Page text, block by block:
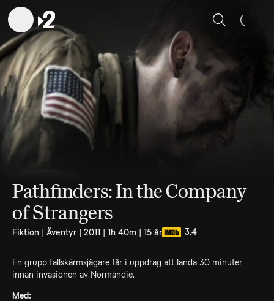
Sök
Pathfinders: In the Company
of Strangers
Fiktion | Äventyr | 2011 | 1h 40m | 15 år 3.4
En grupp fallskärmsjägare får i uppdrag att landa 30 minuter
innan invasionen av Normandie.
Med: